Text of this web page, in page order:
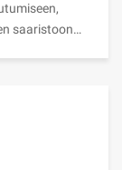
saaristoon…